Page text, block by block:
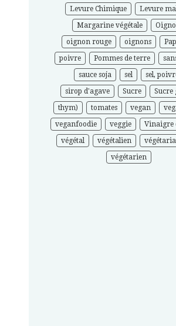
Levure Chimique
Levure
Margarine végétale
oignon rouge
oignons
poivre
Pommes de terre
sauce soja
sel
sel,
sirop d'agave
Sucre
Sucre
thym)
tomates vegan
veganfoodie
veggie
Vinaigre
végétal
végétalien
végétarien